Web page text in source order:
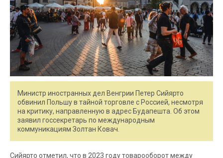
Министр иностранных дел Венгрии Петер Сийярто
обвинил Польшу в тайной торговле с Россией, несмотря
на критику, направленную в адрес Будапешта. Об этом
заявил госсекретарь по международным
коммуникациям Золтан Ковач.
Сийярто отметил, что в 2023 году товарооборот между